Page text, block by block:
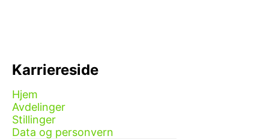
Karriereside
Hjem
Avdelinger
Stillinger
Data og personvern